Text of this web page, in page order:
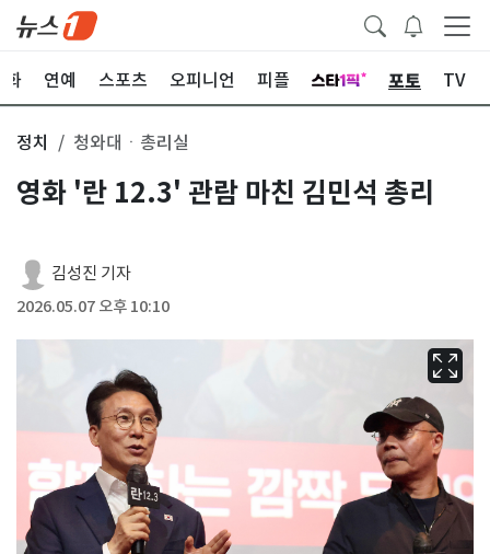
화 연예 스포츠 오피니언 피플 포토 TV
정치 청와대ㆍ총리실
영화 '란 12.3' 관람 마친 김민석 총리
김성진 기자
2026.05.07 오후 10:10